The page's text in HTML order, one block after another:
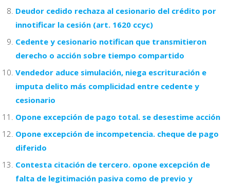
Deudor cedido rechaza al cesionario del crédito por
innotificar la cesión (art. 1620 ccyc)
Cedente y cesionario notifican que transmitieron
derecho o acción sobre tiempo compartido
Vendedor aduce simulación, niega escrituración e
imputa delito más complicidad entre cedente y
cesionario
Opone excepción de pago total. se desestime acción
Opone excepción de incompetencia. cheque de pago
diferido
Contesta citación de tercero. opone excepción de
falta de legitimación pasiva como de previo y